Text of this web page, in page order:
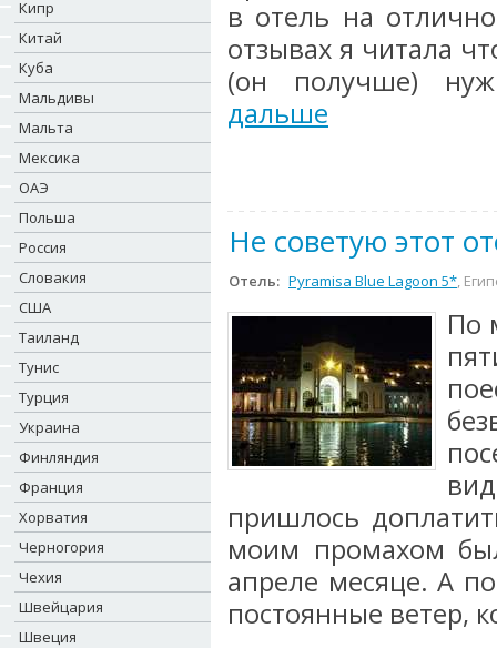
Кипр
Китай
Куба
Мальдивы
Мальта
Мексика
ОАЭ
Польша
Россия
Словакия
США
Таиланд
Тунис
Турция
Украина
Финляндия
Франция
Хорватия
Черногория
Чехия
Швейцария
Швеция
в отель на
отзывах я читала
(он получше)
дальше
Не советую этот
Отель: Pyramisa Blue Lagoon 5*,
По
пришлось
моим промахом
апреле месяце. А
постоянные ветер,